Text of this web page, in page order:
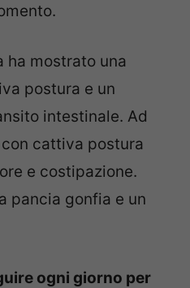
mostrato una
postura e un
intestinale. Ad
cattiva postura
e costipazione.
pancia gonfia e un
ogni giorno per